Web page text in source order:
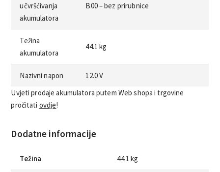
učvršćivanja
akumulatora
B00 – bez prirubnice
Težina
akumulatora
44.1 kg
Nazivni napon
12.0 V
Uvjeti prodaje akumulatora putem Web shopa i trgovine
pročitati ovdje!
Dodatne informacije
Težina 44.1 kg